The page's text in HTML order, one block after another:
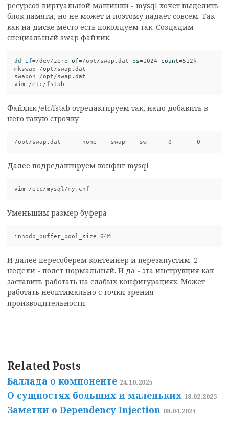
ресурсов виртуальной машинки - mysql хочет выделить
блок памяти, но не может и поэтому падает совсем. Так
как на диске место есть поколдуем так. Создадим
специальный swap файлик:
dd if=/dev/zero of=/opt/swap.dat bs=1024 count=512k
mkswap /opt/swap.dat
swapon /opt/swap.dat
Файлик /etc/fstab отредактируем так, надо добавить в
него такую строчку
Далее подредактируем конфиг mysql
Уменьшим размер буфера
И далее пересоберем контейнер и перезапустим. 2
недели - полет нормальный. И да - эта инструкция как
заставить работать на слабых конфигурациях. Может
работать неоптимально с точки зрения
производительности.
Related Posts
Баллада о компоненте 24.10.2025
О сущностях больших и маленьких 18.02.2025
Заметки о Dependency Injection 08.04.2024